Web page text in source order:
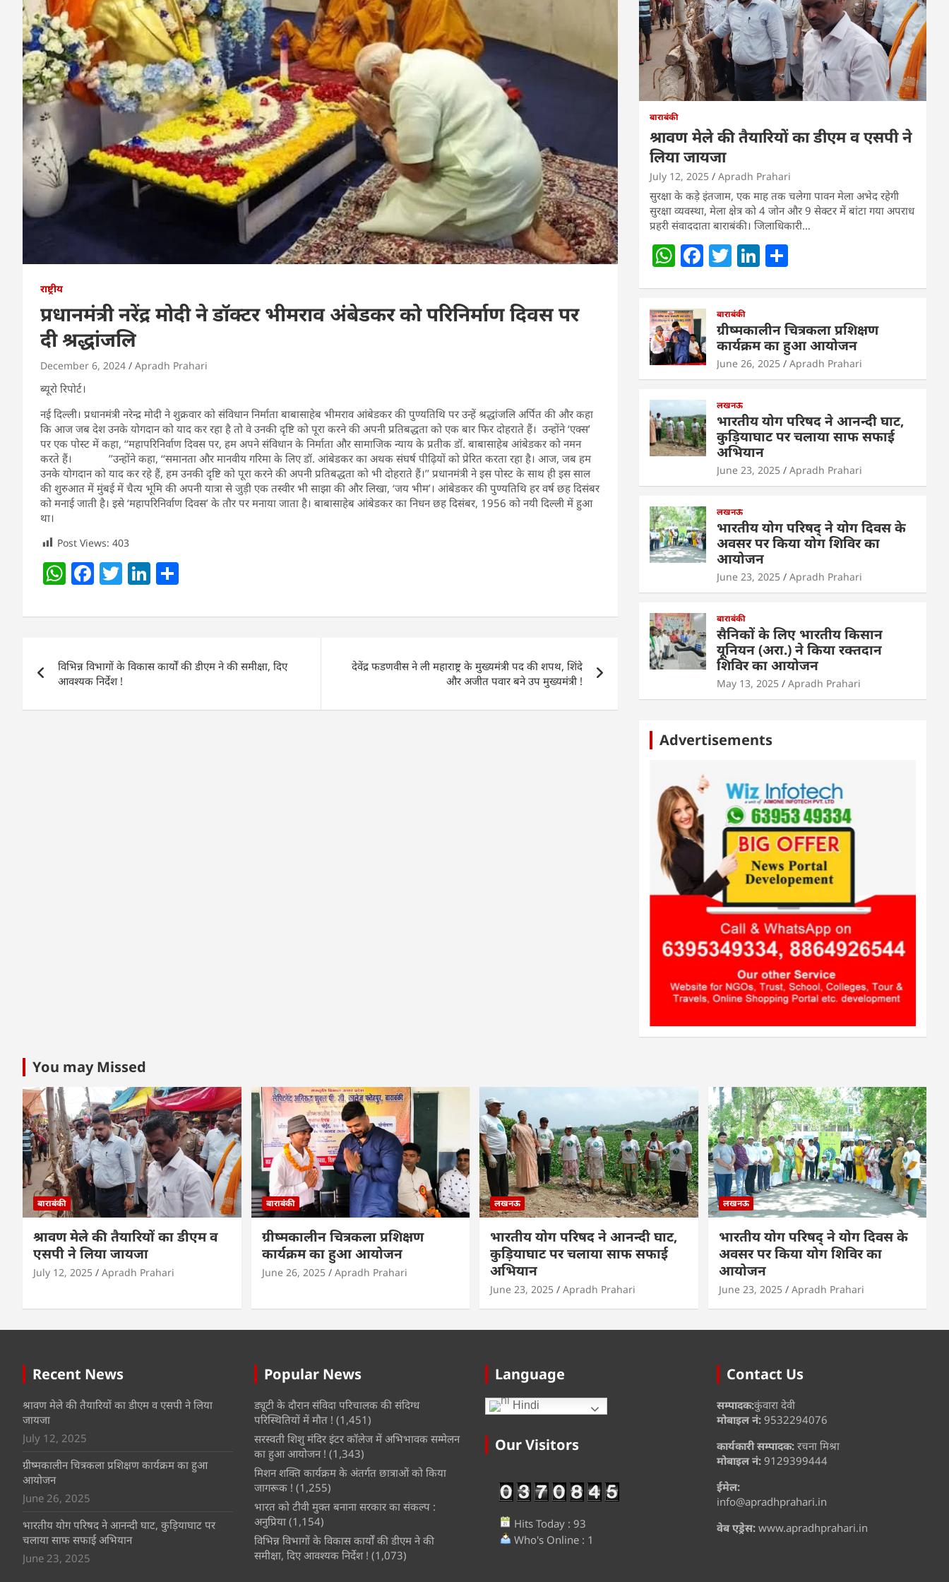
राष्ट्रीय
प्रधानमंत्री नरेंद्र मोदी ने डॉक्टर भीमराव अंबेडकर को परिनिर्माण दिवस पर
दी श्रद्धांजलि
December 6, 2024 Apradh Prahari
ब्यूरो रिपोर्ट।
नई दिल्ली। प्रधानमंत्री नरेन्द्र मोदी ने शुक्रवार को संविधान निर्माता बाबासाहेब भीमराव आंबेडकर की पुण्यतिथि पर उन्हें श्रद्धांजलि अर्पित की और कहा
कि आज जब देश उनके योगदान को याद कर रहा है तो वे उनकी दृष्टि को पूरा करने की अपनी प्रतिबद्धता को एक बार फिर दोहराते हैं। उन्होंने ‘एक्स’
पर एक पोस्ट में कहा, ‘‘महापरिनिर्वाण दिवस पर, हम अपने संविधान के निर्माता और सामाजिक न्याय के प्रतीक डॉ. बाबासाहेब आंबेडकर को नमन
करते हैं। ’’उन्होंने कहा, ‘‘समानता और मानवीय गरिमा के लिए डॉ. आंबेडकर का अथक संघर्ष पीढ़ियों को प्रेरित करता रहा है। आज, जब हम
उनके योगदान को याद कर रहे हैं, हम उनकी दृष्टि को पूरा करने की अपनी प्रतिबद्धता को भी दोहराते हैं।’’ प्रधानमंत्री ने इस पोस्ट के साथ ही इस साल
की शुरुआत में मुंबई में चैत्य भूमि की अपनी यात्रा से जुड़ी एक तस्वीर भी साझा की और लिखा, ‘जय भीम’। आंबेडकर की पुण्यतिथि हर वर्ष छह दिसंबर
को मनाई जाती है। इसे ‘महापरिनिर्वाण दिवस’ के तौर पर मनाया जाता है। बाबासाहेब आंबेडकर का निधन छह दिसंबर, 1956 को नयी दिल्ली में हुआ
था।
Post Views: 403
W
at
A
p
p
F
c
b
o
o
T
itt
Li
k
dI
ar
navigation
विभिन्न विभागों के विकास कार्यों की डीएम ने की समीक्षा, दिए
आवश्यक निर्देश !
देवेंद्र फडणवीस ने ली महाराष्ट्र के मुख्यमंत्री पद की शपथ, शिंदे
और अजीत पवार बने उप मुख्यमंत्री !
बाराबंकी
श्रावण मेले की तैयारियों का डीएम व एसपी ने
लिया जायजा
July 12, 2025 Apradh Prahari
सुरक्षा के कड़े इंतजाम, एक माह तक चलेगा पावन मेला अभेद रहेगी
सुरक्षा व्यवस्था, मेला क्षेत्र को 4 जोन और 9 सेक्टर में बांटा गया अपराध
प्रहरी संवाददाता बाराबंकी। जिलाधिकारी…
W
at
s
A
p
F
c
e
b
o
k
T
er
Li
e
dI
n
e
बाराबंकी
ग्रीष्मकालीन चित्रकला प्रशिक्षण
कार्यक्रम का हुआ आयोजन
June 26, 2025 Apradh Prahari
लखनऊ
भारतीय योग परिषद ने आनन्दी घाट,
कुड़ियाघाट पर चलाया साफ सफाई
अभियान
June 23, 2025 Apradh Prahari
लखनऊ
भारतीय योग परिषद् ने योग दिवस के
अवसर पर किया योग शिविर का
आयोजन
June 23, 2025 Apradh Prahari
बाराबंकी
सैनिकों के लिए भारतीय किसान
यूनियन (अरा.) ने किया रक्तदान
शिविर का आयोजन
May 13, 2025 Apradh Prahari
Advertisements
You may Missed
बाराबंकी
श्रावण मेले की तैयारियों का डीएम व
एसपी ने लिया जायजा
July 12, 2025 Apradh Prahari
बाराबंकी
ग्रीष्मकालीन चित्रकला प्रशिक्षण
कार्यक्रम का हुआ आयोजन
June 26, 2025 Apradh Prahari
लखनऊ
भारतीय योग परिषद ने आनन्दी घाट,
कुड़ियाघाट पर चलाया साफ सफाई
अभियान
June 23, 2025 Apradh Prahari
लखनऊ
भारतीय योग परिषद् ने योग दिवस के
अवसर पर किया योग शिविर का
आयोजन
June 23, 2025 Apradh Prahari
Recent News
श्रावण मेले की तैयारियों का डीएम व एसपी ने लिया
जायजा
July 12, 2025
ग्रीष्मकालीन चित्रकला प्रशिक्षण कार्यक्रम का हुआ
आयोजन
June 26, 2025
भारतीय योग परिषद ने आनन्दी घाट, कुड़ियाघाट पर
चलाया साफ सफाई अभियान
June 23, 2025
Popular News
ड्यूटी के दौरान संविदा परिचालक की संदिग्ध
परिस्थितियों में मौत ! (1,451)
सरस्वती शिशु मंदिर इंटर कॉलेज में अभिभावक सम्मेलन
का हुआ आयोजन ! (1,343)
मिशन शक्ति कार्यक्रम के अंतर्गत छात्राओं को किया
जागरूक ! (1,255)
भारत को टीवी मुक्त बनाना सरकार का संकल्प :
अनुप्रिया (1,154)
विभिन्न विभागों के विकास कार्यों की डीएम ने की
समीक्षा, दिए आवश्यक निर्देश ! (1,073)
Language
Hindi
Our Visitors
Hits Today : 93
Who's Online : 1
Contact Us
सम्पादक:कुंवारा देवी
मोबाइल नं: 9532294076
कार्यकारी सम्पादक:रचना मिश्रा
मोबाइल नं: 9129399444
ईमेल:
info@apradhprahari.in
वेब एड्रेस:www.apradhprahari.in